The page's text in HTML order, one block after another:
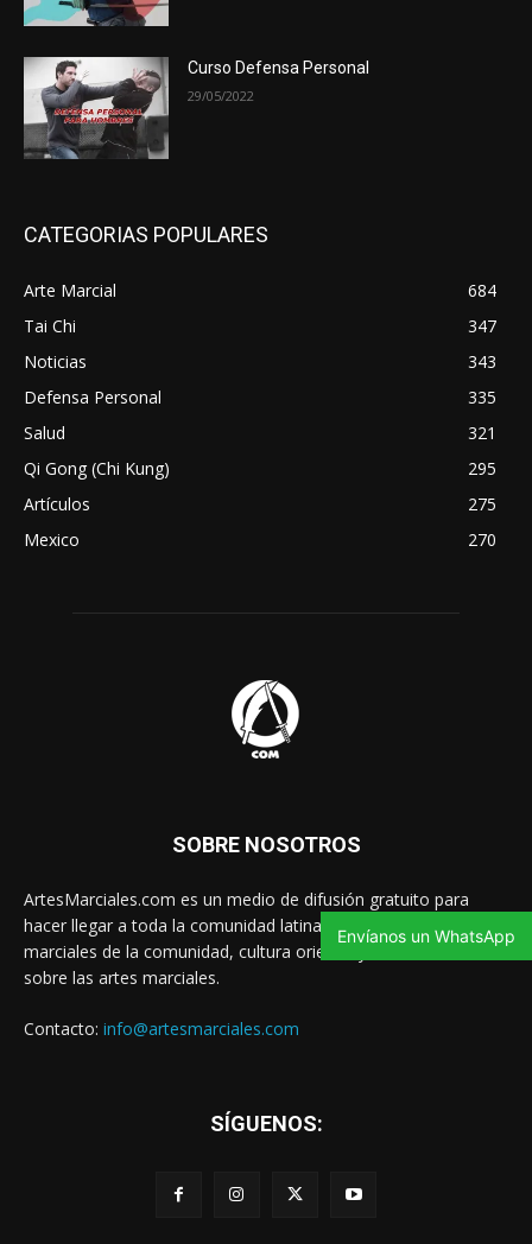
Curso Defensa Personal
29/05/2022
CATEGORIAS POPULARES
Arte Marcial
684
Tai Chi
347
Noticias
343
Defensa Personal
335
Salud
321
Qi Gong (Chi Kung)
295
Artículos
275
Mexico
270
SOBRE NOSOTROS
ArtesMarciales.com es un medio de difusión gratuito para
hacer llegar a toda la comunidad latina las noticias de artes
marciales de la comunidad, cultura oriental y contenido valioso
sobre las artes marciales.
Contacto: info@artesmarciales.com
SÍGUENOS:
Envíanos un WhatsApp